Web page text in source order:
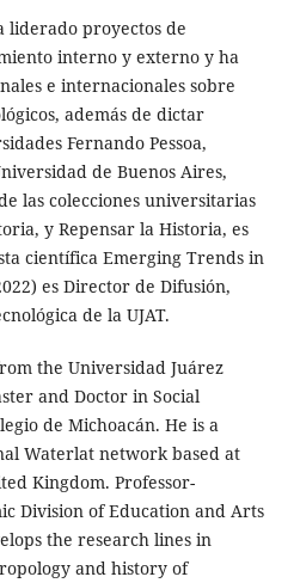
liderado proyectos de
interno y externo y ha
e internacionales sobre
además de dictar
Fernando Pessoa,
de Buenos Aires,
las colecciones universitarias
y Repensar la Historia, es
científica Emerging Trends in
es Director de Difusión,
de la UJAT.
the Universidad Juárez
and Doctor in Social
de Michoacán. He is a
Waterlat network based at
Kingdom. Professor-
Division of Education and Arts
the research lines in
and history of